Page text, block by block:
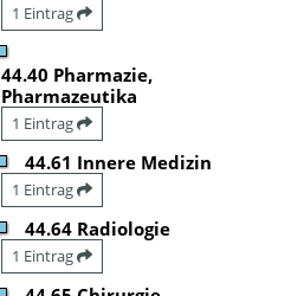
1 Eintrag
44.40 Pharmazie,
Pharmazeutika
1 Eintrag
44.61 Innere Medizin
1 Eintrag
44.64 Radiologie
1 Eintrag